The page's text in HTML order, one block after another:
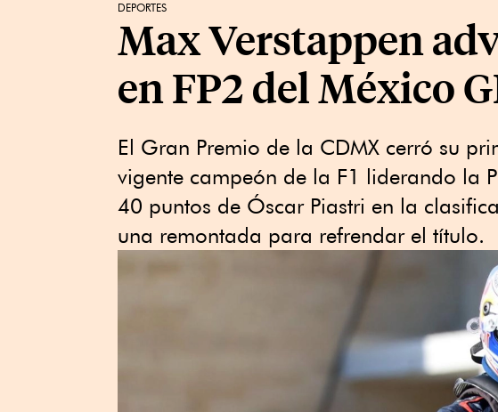
DEPORTES
Max Verstappen
en FP2 del México
El Gran Premio de la CDMX cerró su
vigente campeón de la F1 liderando la
40 puntos de Óscar Piastri en la
una remontada para refrendar el título.